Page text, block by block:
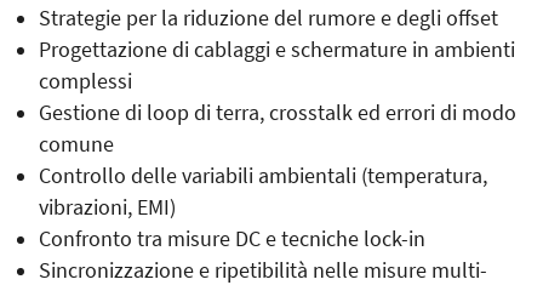
Strategie per la riduzione del rumore e degli offset
Progettazione di cablaggi e schermature in ambienti
complessi
Gestione di loop di terra, crosstalk ed errori di modo
comune
Controllo delle variabili ambientali (temperatura,
vibrazioni, EMI)
Confronto tra misure DC e tecniche lock-in
Sincronizzazione e ripetibilità nelle misure multi-